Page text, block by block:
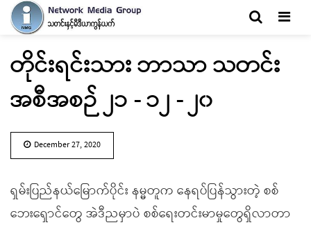
တိုင်းရင်းသား ဘာသာ သတင်း
အစီအစဉ် ၂၁ - ၁၂ - ၂၀
December 27, 2020
ရှမ်းပြည်နယ်မြောက်ပိုင်း နမ္မတူက နေရပ်ပြန်သွားတဲ့ စစ်
ဘေးရှောင်တွေ အဲဒီညမှာပဲ စစ်ရေးတင်းမာမှုတွေရှိလာတာ